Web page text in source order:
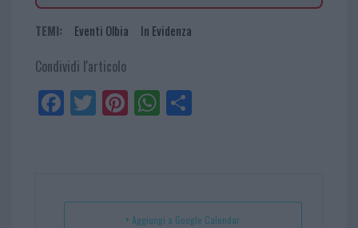
TEMI: Eventi Olbia In Evidenza
Condividi l'articolo
Fa
ce
Tw
itt
Pi
nt
t
W
ha
p
Sh
+ Aggiungi a Google Calendar